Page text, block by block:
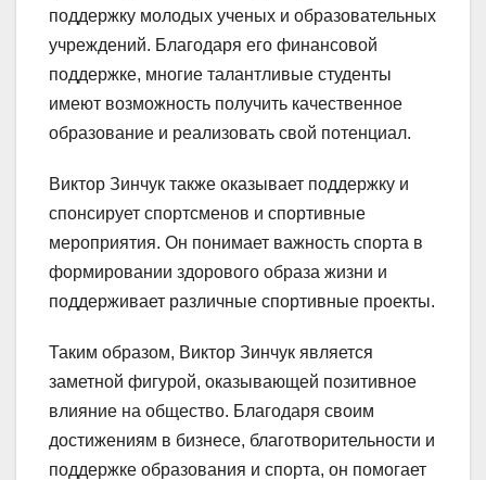
поддержку молодых ученых и образовательных
учреждений. Благодаря его финансовой
поддержке, многие талантливые студенты
имеют возможность получить качественное
образование и реализовать свой потенциал.
Виктор Зинчук также оказывает поддержку и
спонсирует спортсменов и спортивные
мероприятия. Он понимает важность спорта в
формировании здорового образа жизни и
поддерживает различные спортивные проекты.
Таким образом, Виктор Зинчук является
заметной фигурой, оказывающей позитивное
влияние на общество. Благодаря своим
достижениям в бизнесе, благотворительности и
поддержке образования и спорта, он помогает